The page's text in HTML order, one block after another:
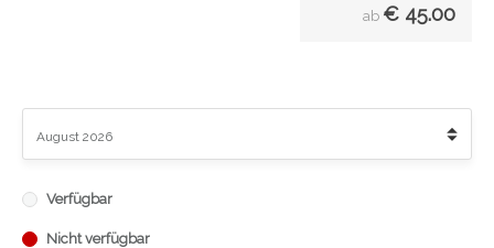
ab € 45.00
Verfügbar
Nicht verfügbar